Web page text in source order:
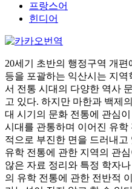
프랑스어
힌디어
20세기 초반의 행정구역 개
등을 포괄하는 익산시는 지
서 전통 시대의 다양한 역사
고 있다. 하지만 마한과 백제
대 시기의 문화 전통에 관심
시대를 관통하며 이어진 유학
적으로 부진한 면을 드러내고
유학 전통에 관한 지역의 관
않은 자료 정리와 특정 학자
의 유학 전통에 관한 전반적